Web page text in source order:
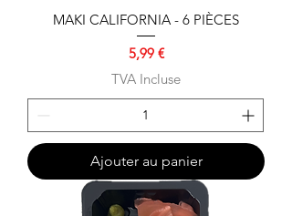
MAKI CALIFORNIA - 6 PIÈCES
Prix
5,99 €
TVA Incluse
Ajouter au panier